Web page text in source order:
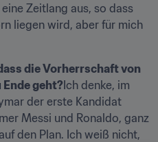
Zeitlang aus, so dass
liegen wird, aber für mich
die Vorherrschaft von
geht? Ich denke, im
der erste Kandidat
Messi und Ronaldo, ganz
den Plan. Ich weiß nicht,